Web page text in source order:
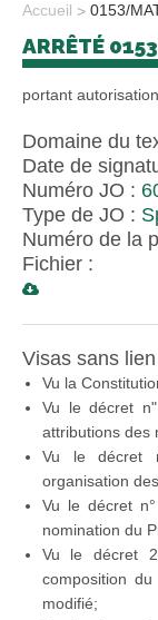
Accueil 0153/
ARRÊTÉ
portant
Domaine du
Date de
Numéro JO :
Type de JO :
Numéro de la
Fichier :
Visas sans
Vu la
Vu le décret
attributions des
Vu le décret
organisation
Vu le décret
nomination du
Vu le décret
composition
modifié;